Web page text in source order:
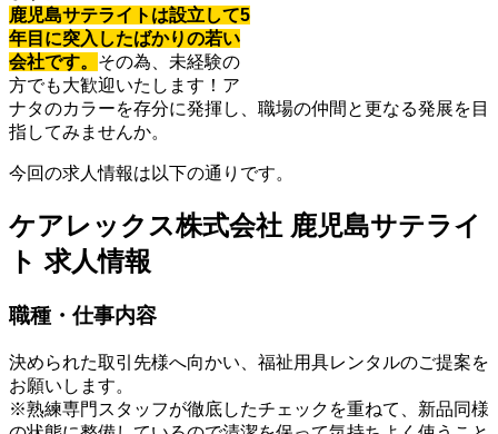
鹿児島サテライトは設立して5
年目に突入したばかりの若い
会社です。 その為、未経験の
方でも大歓迎いたします！ア
ナタのカラーを存分に発揮し、職場の仲間と更なる発展を目
指してみませんか。
今回の求人情報は以下の通りです。
ケアレックス株式会社 鹿児島サテライ
ト 求人情報
職種・仕事内容
決められた取引先様へ向かい、福祉用具レンタルのご提案を
お願いします。
※熟練専門スタッフが徹底したチェックを重ねて、新品同様